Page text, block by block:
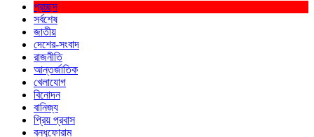
প্রচ্ছদ
সর্বশেষ
জাতীয়
দেশের-সংবাদ
রাজনীতি
আন্তর্জাতিক
খেলাযোগ
বিনোদন
বানিজ্য
প্রিয় প্রবাস
বন্ধুফোরাম